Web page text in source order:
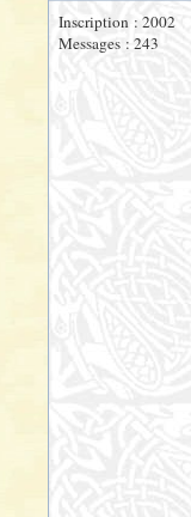
Inscription : 2002
Messages : 243